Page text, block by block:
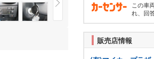
この車
れ、回
販売店情報